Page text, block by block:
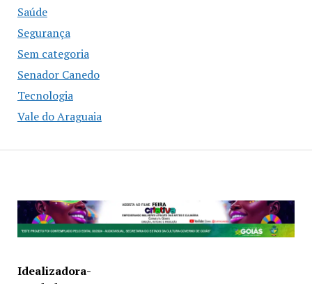
Saúde
Segurança
Sem categoria
Senador Canedo
Tecnologia
Vale do Araguaia
Idealizadora-